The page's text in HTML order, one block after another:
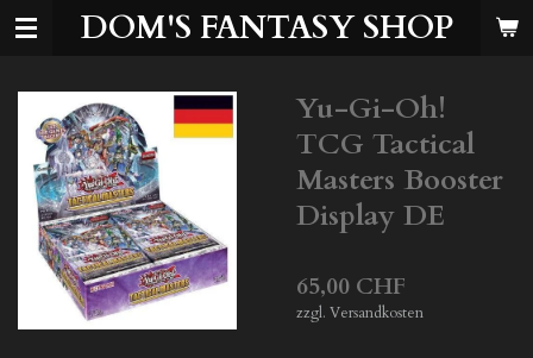
Zum
DOM'S FANTASY SHOP
Yu-Gi-Oh!
TCG Tactical
Masters Booster
Display DE
65,00 CHF
zzgl. Versandkosten